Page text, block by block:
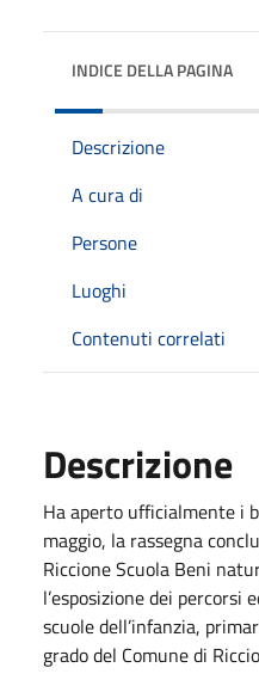
INDICE DELLA PAGINA
Descrizione
A cura di
Persone
Luoghi
Contenuti correlati
Descrizione
Ha aperto ufficialmente i
maggio, la rassegna
Riccione Scuola Beni
l’esposizione dei percorsi
scuole dell’infanzia,
grado del Comune di